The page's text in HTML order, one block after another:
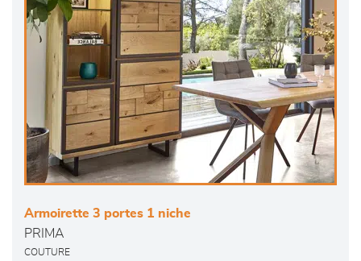
Armoirette 3 portes 1 niche
PRIMA
COUTURE